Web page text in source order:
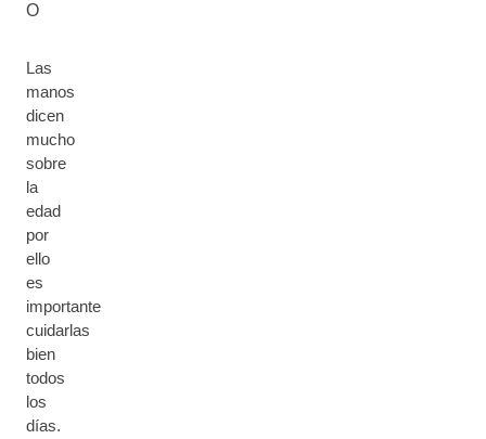
O
Las
manos
dicen
mucho
sobre
la
edad
por
ello
es
importante
cuidarlas
bien
todos
los
días.